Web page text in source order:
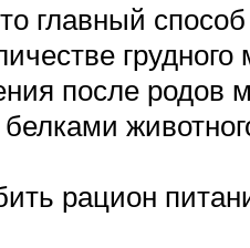
главный
грудного
после
рацион